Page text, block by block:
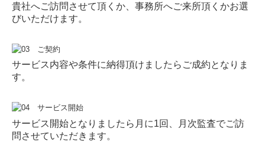
貴社へご訪問させて頂くか、事務所へご来所頂くかお選
びいただけます。
サービス内容や条件に納得頂けましたらご成約となりま
す。
サービス開始となりましたら月に1回、月次監査でご訪
問させていただきます。